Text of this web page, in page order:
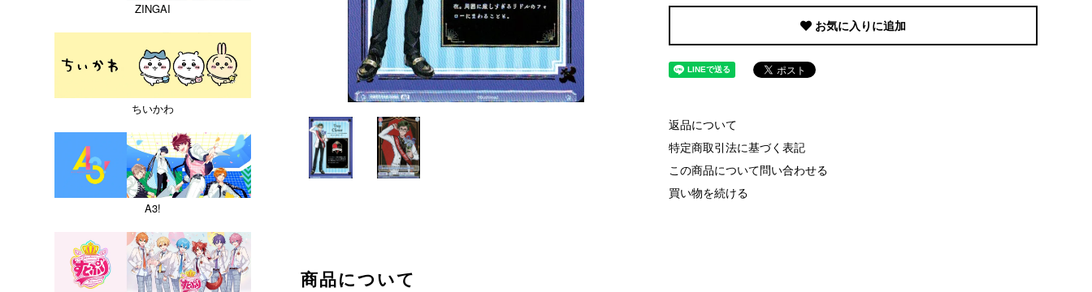
お気に入りに追加
返品について
特定商取引法に基づく表記
この商品について問い合わせる
買い物を続ける
商品について
ZINGAI
ちいかわ
A3!